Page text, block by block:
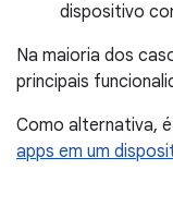
dispositivo
Na maioria dos
principais
Como alternativa,
apps em um